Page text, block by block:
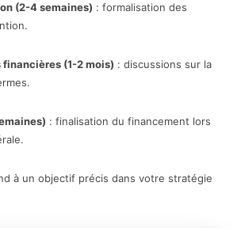
(2-4 semaines) : formalisation des
(1-2 mois) : discussions sur la
: finalisation du financement lors
à un objectif précis dans votre stratégie